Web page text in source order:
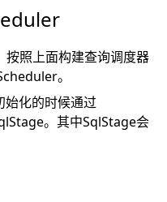
照上面构建查询调度器
。
化的时候通过
。其中SqlStage会